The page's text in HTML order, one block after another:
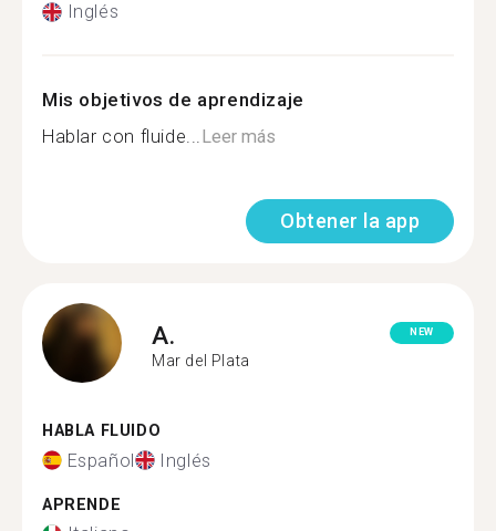
Inglés
Mis objetivos de aprendizaje
Hablar con fluide...Leer más
Obtener la app
A.
Mar del Plata
NEW
HABLA FLUIDO
Español Inglés
APRENDE